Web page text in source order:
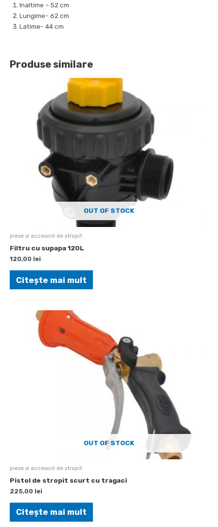
Inaltime – 52 cm
Lungime- 62 cm
Latime- 44 cm
Produse similare
OUT OF STOCK
piese si accesorii de stropit
Filtru cu supapa 120L
120,00 lei
Citește mai mult
OUT OF STOCK
piese si accesorii de stropit
Pistol de stropit scurt cu tragaci
225,00 lei
Citește mai mult